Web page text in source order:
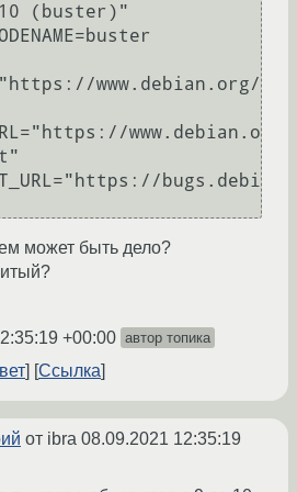
(buster)"
www.debian.org/
www.debian.o
bugs.debi
может быть дело?
+00:00 автор топика
Ссылка
от ibra 08.09.2021 12:35:19